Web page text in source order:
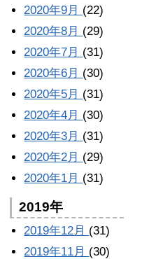
2020年9月 (22)
2020年8月 (29)
2020年7月 (31)
2020年6月 (30)
2020年5月 (31)
2020年4月 (30)
2020年3月 (31)
2020年2月 (29)
2020年1月 (31)
2019年
2019年12月 (31)
2019年11月 (30)